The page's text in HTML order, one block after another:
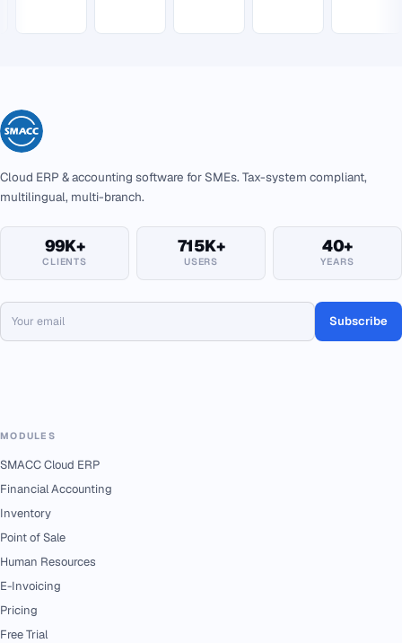
Cloud ERP & accounting software for SMEs. Tax-system compliant,
multilingual, multi-branch.
99K+
CLIENTS
715K+
USERS
40+
YEARS
Subscribe
MODULES
SMACC Cloud ERP
Financial Accounting
Inventory
Point of Sale
Human Resources
E-Invoicing
Pricing
Free Trial